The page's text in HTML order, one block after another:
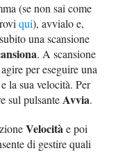
(se non sai come
qui), avvialo e,
una scansione
. A scansione
per eseguire una
la sua velocità. Per
sul pulsanteAvvia.
Velocitàe poi
di gestire quali